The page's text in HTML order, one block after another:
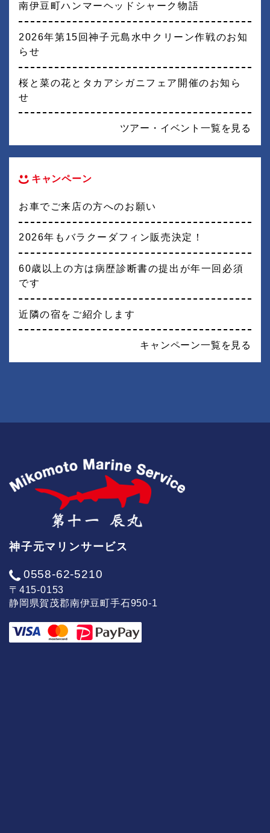
南伊豆町ハンマーヘッドシャーク物語
2026年第15回神子元島水中クリーン作戦のお知
らせ
桜と菜の花とタカアシガニフェア開催のお知ら
せ
ツアー・イベント一覧を見る
キャンペーン
お車でご来店の方へのお願い
2026年もバラクーダフィン販売決定！
60歳以上の方は病歴診断書の提出が年一回必須
です
近隣の宿をご紹介します
キャンペーン一覧を見る
神子元マリンサービス
0558-62-5210
〒415-0153
静岡県賀茂郡南伊豆町手石950-1